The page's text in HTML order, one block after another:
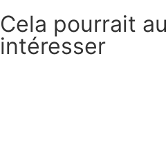
Cela pourrait
intéresser